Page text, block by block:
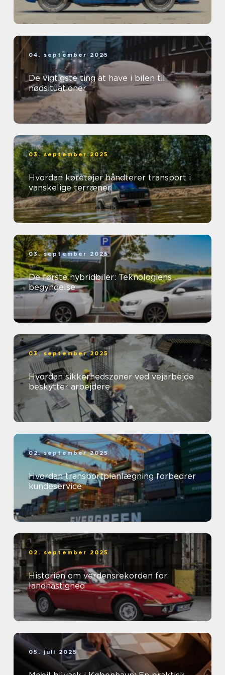
04. september 2025
De vigtigste ting at have i bilen til
nødsituationer
03. september 2025
Hvordan køretøjer håndterer transport i
vanskelige terræner
03. september 2025
De første hybridbiler: Teknologiens
begyndelse
03. september 2025
Hvordan sikkerhedszoner ved vejarbejde
beskytter arbejdere
02. september 2025
Hvordan transportplanlægning forbedrer
kundeservice
02. september 2025
Historien om verdensrekorden for
landhastighed
05. juli 2025